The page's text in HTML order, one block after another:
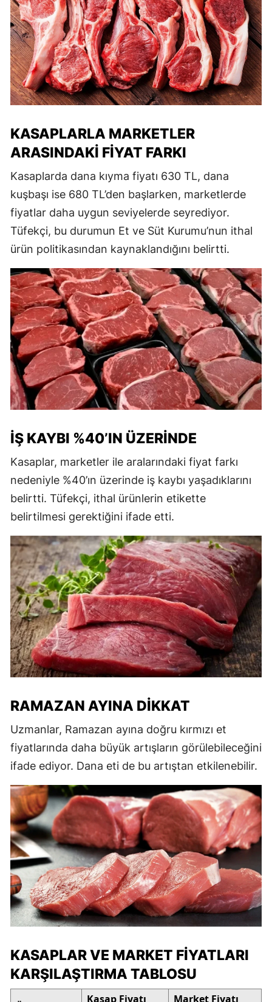
KASAPLARLA MARKETLER
ARASINDAKI FIYAT FARKI
Kasaplarda dana kıyma fiyatı 630 TL, dana
kuşbaşı ise 680 TL’den başlarken, marketlerde
fiyatlar daha uygun seviyelerde seyrediyor.
Tüfekçi, bu durumun Et ve Süt Kurumu’nun ithal
ürün politikasından kaynaklandığını belirtti.
İŞ KAYBI %40’IN ÜZERINDE
Kasaplar, marketler ile aralarındaki fiyat farkı
nedeniyle %40’ın üzerinde iş kaybı yaşadıklarını
belirtti. Tüfekçi, ithal ürünlerin etikette
belirtilmesi gerektiğini ifade etti.
RAMAZAN AYINA DIKKAT
Uzmanlar, Ramazan ayına doğru kırmızı et
fiyatlarında daha büyük artışların görülebileceğini
ifade ediyor. Dana eti de bu artıştan etkilenebilir.
KASAPLAR VE MARKET FIYATLARI
KARŞILAŞTIRMA TABLOSU
Kasap Fiyatı Market Fiyatı